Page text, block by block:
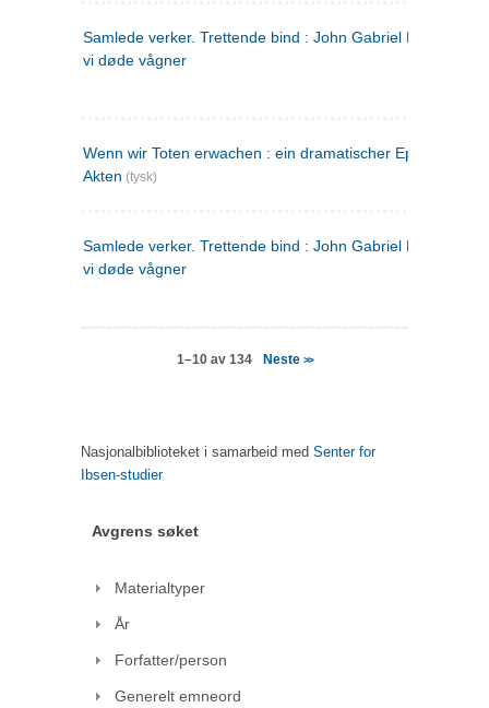
Samlede verker. Trettende bind : John Gabriel Borkman ;
vi døde vågner
Wenn wir Toten erwachen : ein dramatischer Epilog in drei
Akten (tysk)
Samlede verker. Trettende bind : John Gabriel Borkman ;
vi døde vågner
1–10 av 134 Neste >>
Nasjonalbiblioteket i samarbeid med Senter for
Ibsen-studier
Avgrens søket
Materialtyper
År
Forfatter/person
Generelt emneord